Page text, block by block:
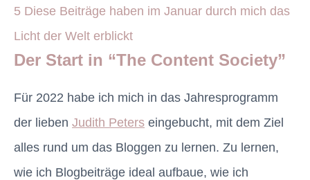
5 Diese Beiträge haben im Januar durch mich das
Licht der Welt erblickt
Der Start in “The Content Society”
Für 2022 habe ich mich in das Jahresprogramm
der lieben Judith Peters eingebucht, mit dem Ziel
alles rund um das Bloggen zu lernen. Zu lernen,
wie ich Blogbeiträge ideal aufbaue, wie ich